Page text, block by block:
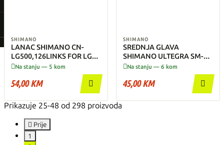
SHIMANO
LANAC SHIMANO CN-
LG500,126LINKS FOR LG
9/10/11 BRZINA
Na stanju — 5 kom
54,00 KM 
SHIMANO
SREDNJA GLAVA
SHIMANO ULTEGRA SM-
BBR60, BSA, NAVOJ,
Na stanju — 6 kom
45,00 KM 
Prikazuje 25-48 od 298 proizvoda
 Prije
1